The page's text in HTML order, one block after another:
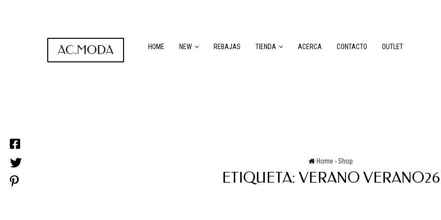
HOME NEW REBAJAS TIENDA ACERCA CONTACTO OUTLET
Home -Shop
ETIQUETA: VERANO VERANO26